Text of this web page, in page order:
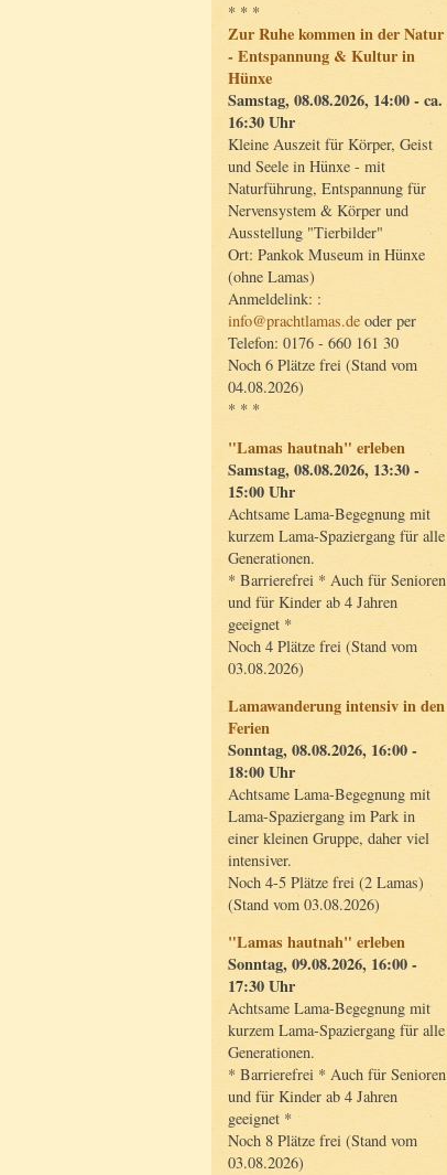
* * *
Zur Ruhe kommen in der Natur
- Entspannung & Kultur in
Hünxe
Samstag, 08.08.2026, 14:00 - ca.
16:30 Uhr
Kleine Auszeit für Körper, Geist
und Seele in Hünxe - mit
Naturführung, Entspannung für
Nervensystem & Körper und
Ausstellung "Tierbilder"
Ort: Pankok Museum in Hünxe
(ohne Lamas)
Anmeldelink: :
info@prachtlamas.de oder per
Telefon: 0176 - 660 161 30
Noch 6 Plätze frei (Stand vom
04.08.2026)
* * *
"Lamas hautnah" erleben
Samstag, 08.08.2026, 13:30 -
15:00 Uhr
Achtsame Lama-Begegnung mit
kurzem Lama-Spaziergang für alle
Generationen.
* Barrierefrei * Auch für Senioren
und für Kinder ab 4 Jahren
geeignet *
Noch 4 Plätze frei (Stand vom
03.08.2026)
Lamawanderung intensiv in den
Ferien
Sonntag, 08.08.2026, 16:00 -
18:00 Uhr
Achtsame Lama-Begegnung mit
Lama-Spaziergang im Park in
einer kleinen Gruppe, daher viel
intensiver.
Noch 4-5 Plätze frei (2 Lamas)
(Stand vom 03.08.2026)
"Lamas hautnah" erleben
Sonntag, 09.08.2026, 16:00 -
17:30 Uhr
Achtsame Lama-Begegnung mit
kurzem Lama-Spaziergang für alle
Generationen.
* Barrierefrei * Auch für Senioren
und für Kinder ab 4 Jahren
geeignet *
Noch 8 Plätze frei (Stand vom
03.08.2026)